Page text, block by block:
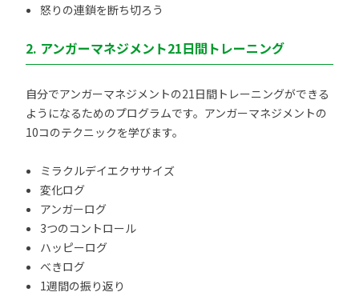
怒りの連鎖を断ち切ろう
2. アンガーマネジメント21日間トレーニング
自分でアンガーマネジメントの21日間トレーニングができる
ようになるためのプログラムです。アンガーマネジメントの
10コのテクニックを学びます。
ミラクルデイエクササイズ
変化ログ
アンガーログ
3つのコントロール
ハッピーログ
べきログ
1週間の振り返り